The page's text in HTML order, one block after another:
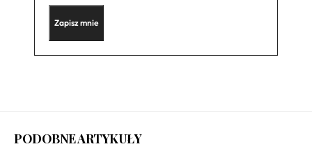
PODOBNE ARTYKUŁY